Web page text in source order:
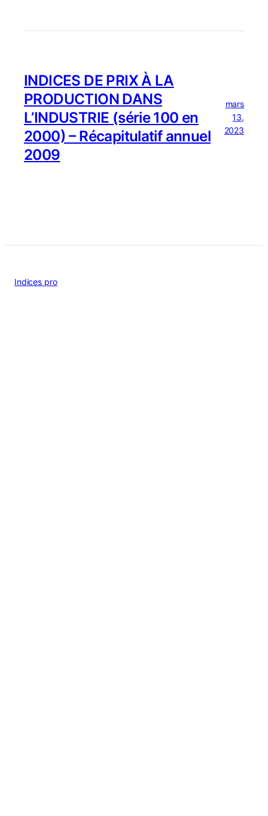
INDICES DE PRIX À LA
PRODUCTION DANS
L’INDUSTRIE (série 100 en
2000) – Récapitulatif annuel
2009
mars
13,
2023
Indices pro